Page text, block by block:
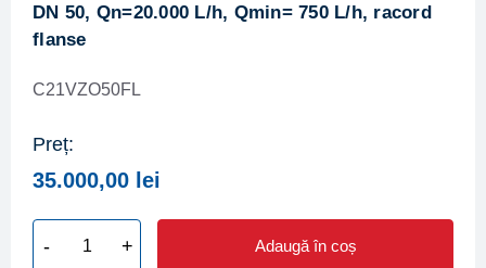
DN 50, Qn=20.000 L/h, Qmin= 750 L/h, racord
flanse
C21VZO50FL
Preț:
35.000,00 lei
-
Cantitate
+ Adaugă în coș